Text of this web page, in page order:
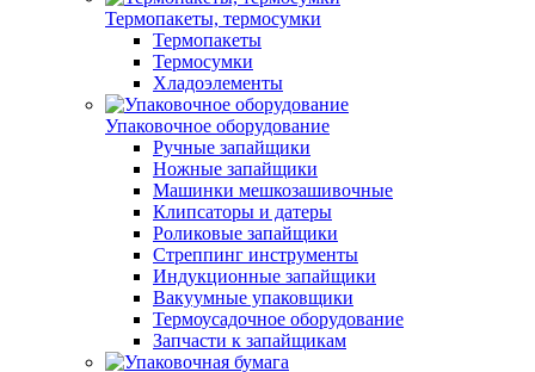
Термопакеты, термосумки
Термопакеты
Термосумки
Хладоэлементы
Упаковочное оборудование
Ручные запайщики
Ножные запайщики
Машинки мешкозашивочные
Клипсаторы и датеры
Роликовые запайщики
Стреппинг инструменты
Индукционные запайщики
Вакуумные упаковщики
Термоусадочное оборудование
Запчасти к запайщикам